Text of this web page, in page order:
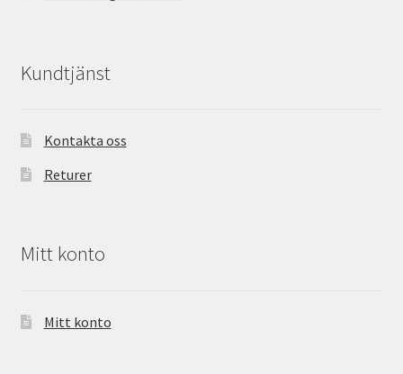
Kundtjänst
Kontakta oss
Returer
Mitt konto
Mitt konto